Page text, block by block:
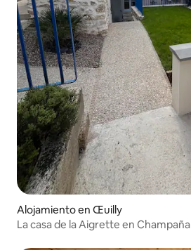
Alojamiento en Œuilly
La casa de la Aigrette en Champaña